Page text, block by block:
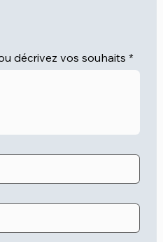
décrivez vos souhaits *